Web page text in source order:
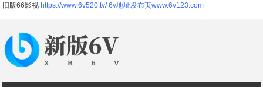
旧版66影视 https://www.6v520.tv/ 6v地址发布页www.6v123.com